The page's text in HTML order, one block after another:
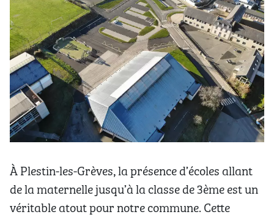
À Plestin-les-Grèves, la présence d’écoles allant
de la maternelle jusqu’à la classe de 3ème est un
véritable atout pour notre commune. Cette